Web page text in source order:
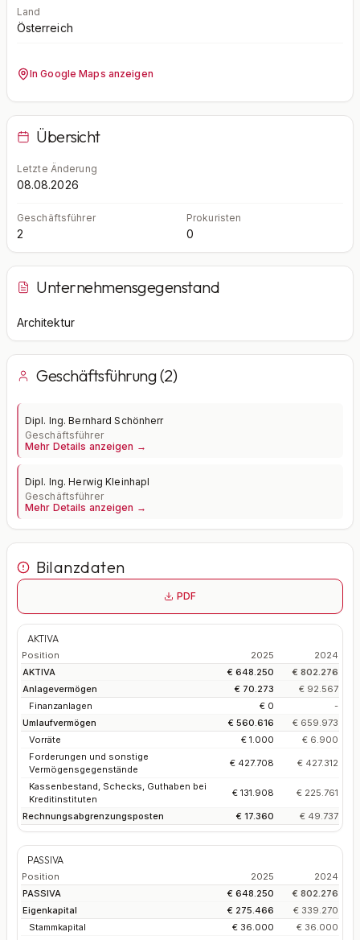
Land
Österreich
In Google Maps anzeigen
Übersicht
Letzte Änderung
08.08.2026
Geschäftsführer
2
Prokuristen
0
Unternehmensgegenstand
Architektur
Geschäftsführung (2)
Dipl. Ing. Bernhard Schönherr
Geschäftsführer
Mehr Details anzeigen →
Dipl. Ing. Herwig Kleinhapl
Geschäftsführer
Mehr Details anzeigen →
Bilanzdaten
PDF
AKTIVA
Position 2025
2024
AKTIVA
€ 648.250
€ 802.276
Anlagevermögen
€ 70.273
€ 92.567
Finanzanlagen
€ 0
-
Umlaufvermögen
€ 560.616
€ 659.973
Vorräte
€ 1.000
€ 6.900
Forderungen und sonstige
Vermögensgegenstände
€ 427.708 € 427.312
Kassenbestand, Schecks, Guthaben bei
Kreditinstituten
€ 131.908 € 225.761
Rechnungsabgrenzungsposten € 17.360 € 49.737
PASSIVA
Position 2025
2024
PASSIVA
€ 648.250
€ 802.276
Eigenkapital
€ 275.466
€ 339.270
Stammkapital
€ 36.000
€ 36.000